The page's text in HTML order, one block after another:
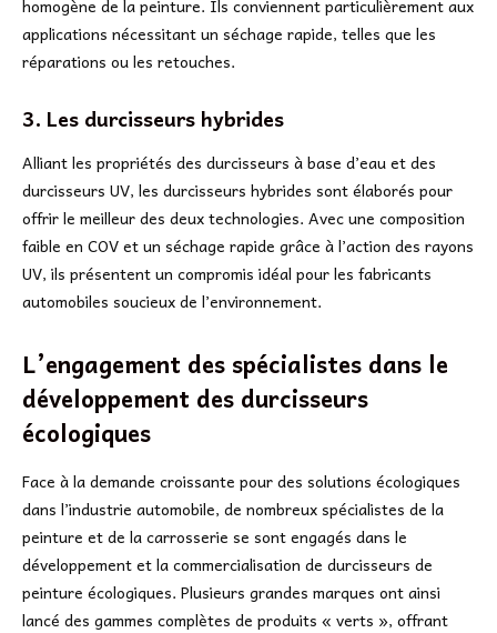
homogène de la peinture. Ils conviennent particulièrement aux
applications nécessitant un séchage rapide, telles que les
réparations ou les retouches.
3. Les durcisseurs hybrides
Alliant les propriétés des durcisseurs à base d’eau et des
durcisseurs UV, les durcisseurs hybrides sont élaborés pour
offrir le meilleur des deux technologies. Avec une composition
faible en COV et un séchage rapide grâce à l’action des rayons
UV, ils présentent un compromis idéal pour les fabricants
automobiles soucieux de l’environnement.
L’engagement des spécialistes dans le
développement des durcisseurs
écologiques
Face à la demande croissante pour des solutions écologiques
dans l’industrie automobile, de nombreux spécialistes de la
peinture et de la carrosserie se sont engagés dans le
développement et la commercialisation de durcisseurs de
peinture écologiques. Plusieurs grandes marques ont ainsi
lancé des gammes complètes de produits « verts », offrant